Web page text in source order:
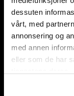
dessuten
vårt, med
annonsering og
med annen
eller som de har
Ons - lør: 10 -
Se alle
Postadresse:
Postboks 3304